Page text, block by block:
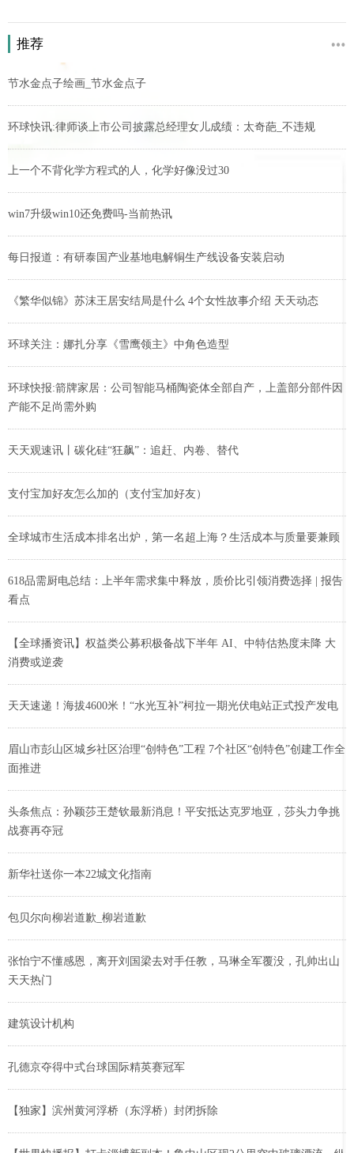
推荐
节水金点子绘画_节水金点子
环球快讯:律师谈上市公司披露总经理女儿成绩：太奇葩_不违规
上一个不背化学方程式的人，化学好像没过30
win7升级win10还免费吗-当前热讯
每日报道：有研泰国产业基地电解铜生产线设备安装启动
《繁华似锦》苏沫王居安结局是什么 4个女性故事介绍 天天动态
环球关注：娜扎分享《雪鹰领主》中角色造型
环球快报:箭牌家居：公司智能马桶陶瓷体全部自产，上盖部分部件因
产能不足尚需外购
天天观速讯丨碳化硅“狂飙”：追赶、内卷、替代
支付宝加好友怎么加的（支付宝加好友）
全球城市生活成本排名出炉，第一名超上海？生活成本与质量要兼顾
618品需厨电总结：上半年需求集中释放，质价比引领消费选择 | 报告
看点
【全球播资讯】权益类公募积极备战下半年 AI、中特估热度未降 大
消费或逆袭
天天速递！海拔4600米！“水光互补”柯拉一期光伏电站正式投产发电
眉山市彭山区城乡社区治理“创特色”工程 7个社区“创特色”创建工作全
面推进
头条焦点：孙颖莎王楚钦最新消息！平安抵达克罗地亚，莎头力争挑
战赛再夺冠
新华社送你一本22城文化指南
包贝尔向柳岩道歉_柳岩道歉
张怡宁不懂感恩，离开刘国梁去对手任教，马琳全军覆没，孔帅出山
天天热门
建筑设计机构
孔德京夺得中式台球国际精英赛冠军
【独家】滨州黄河浮桥（东浮桥）封闭拆除